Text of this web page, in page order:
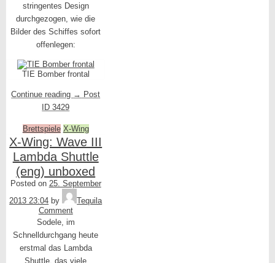
stringentes Design
durchgezogen, wie die
Bilder des Schiffes sofort
offenlegen:
TIE Bomber frontal
Continue reading → Post
ID 3429
Brettspiele X-Wing
X-Wing: Wave III
Lambda Shuttle
(eng) unboxed
Posted on 25. September
2013 23:04 by
Tequila
Comment
Sodele, im
Schnelldurchgang heute
erstmal das Lambda
Shuttle, das viele